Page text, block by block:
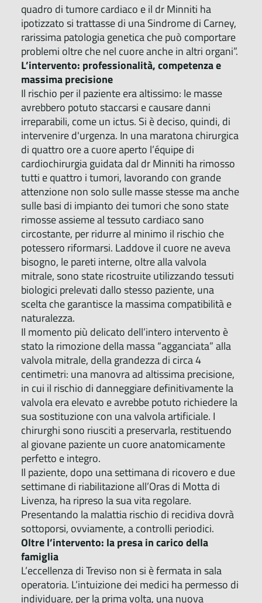
quadro di tumore cardiaco e il dr Minniti ha
ipotizzato si trattasse di una Sindrome di Carney,
rarissima patologia genetica che può comportare
problemi oltre che nel cuore anche in altri organi”.
L’intervento: professionalità, competenza e
massima precisione
Il rischio per il paziente era altissimo: le masse
avrebbero potuto staccarsi e causare danni
irreparabili, come un ictus. Si è deciso, quindi, di
intervenire d'urgenza. In una maratona chirurgica
di quattro ore a cuore aperto l’équipe di
cardiochirurgia guidata dal dr Minniti ha rimosso
tutti e quattro i tumori, lavorando con grande
attenzione non solo sulle masse stesse ma anche
sulle basi di impianto dei tumori che sono state
rimosse assieme al tessuto cardiaco sano
circostante, per ridurre al minimo il rischio che
potessero riformarsi. Laddove il cuore ne aveva
bisogno, le pareti interne, oltre alla valvola
mitrale, sono state ricostruite utilizzando tessuti
biologici prelevati dallo stesso paziente, una
scelta che garantisce la massima compatibilità e
naturalezza.
Il momento più delicato dell’intero intervento è
stato la rimozione della massa “agganciata” alla
valvola mitrale, della grandezza di circa 4
centimetri: una manovra ad altissima precisione,
in cui il rischio di danneggiare definitivamente la
valvola era elevato e avrebbe potuto richiedere la
sua sostituzione con una valvola artificiale. I
chirurghi sono riusciti a preservarla, restituendo
al giovane paziente un cuore anatomicamente
perfetto e integro.
Il paziente, dopo una settimana di ricovero e due
settimane di riabilitazione all’Oras di Motta di
Livenza, ha ripreso la sua vita regolare.
Presentando la malattia rischio di recidiva dovrà
sottoporsi, ovviamente, a controlli periodici.
Oltre l’intervento: la presa in carico della
famiglia
L’eccellenza di Treviso non si è fermata in sala
operatoria. L’intuizione dei medici ha permesso di
individuare, per la prima volta, una nuova